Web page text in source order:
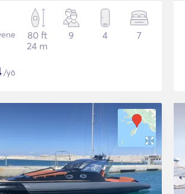
80 ft
24 m
9 4 7
/yö